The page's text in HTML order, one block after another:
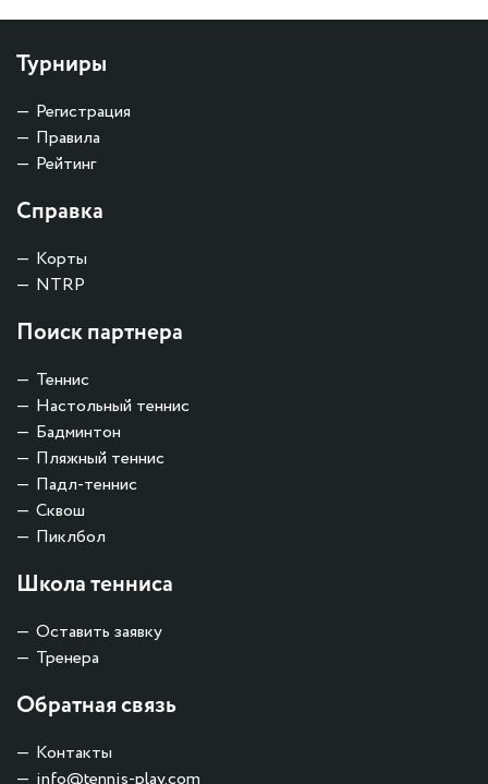
Турниры
Регистрация
Правила
Рейтинг
Справка
Корты
NTRP
Поиск партнера
Теннис
Настольный теннис
Бадминтон
Пляжный теннис
Падл-теннис
Сквош
Пиклбол
Школа тенниса
Оставить заявку
Тренера
Обратная связь
Контакты